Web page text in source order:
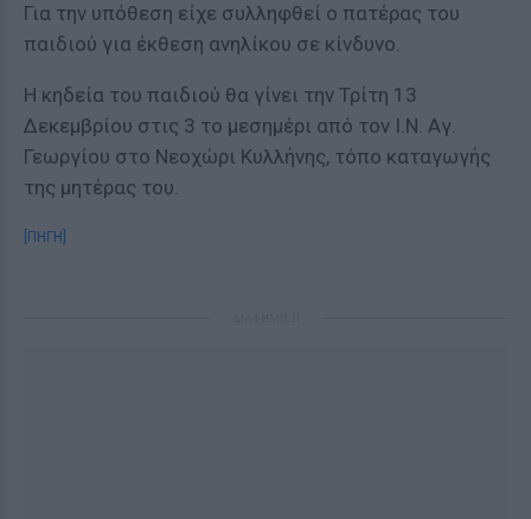
Για την υπόθεση είχε συλληφθεί ο πατέρας του
παιδιού για έκθεση ανηλίκου σε κίνδυνο.
Η κηδεία του παιδιού θα γίνει την Τρίτη 13
Δεκεμβρίου στις 3 το μεσημέρι από τον Ι.Ν. Αγ.
Γεωργίου στο Νεοχώρι Κυλλήνης, τόπο καταγωγής
της μητέρας του.
[ΠΗΓΗ]